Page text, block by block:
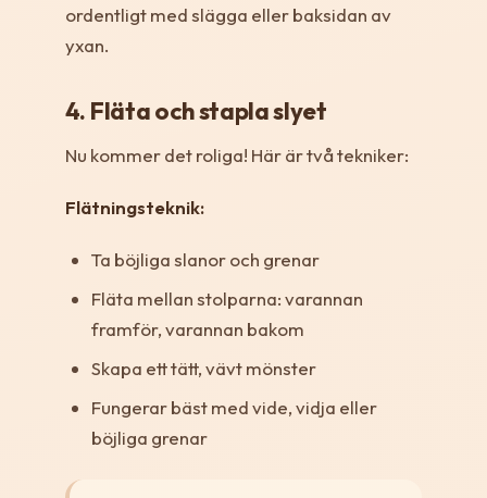
ordentligt med slägga eller baksidan av
yxan.
4. Fläta och stapla slyet
Nu kommer det roliga! Här är två tekniker:
Flätningsteknik:
Ta böjliga slanor och grenar
Fläta mellan stolparna: varannan
framför, varannan bakom
Skapa ett tätt, vävt mönster
Fungerar bäst med vide, vidja eller
böjliga grenar